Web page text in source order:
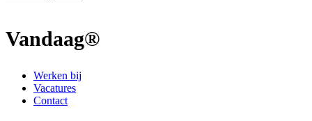
Vandaag®
Werken bij
Vacatures
Contact